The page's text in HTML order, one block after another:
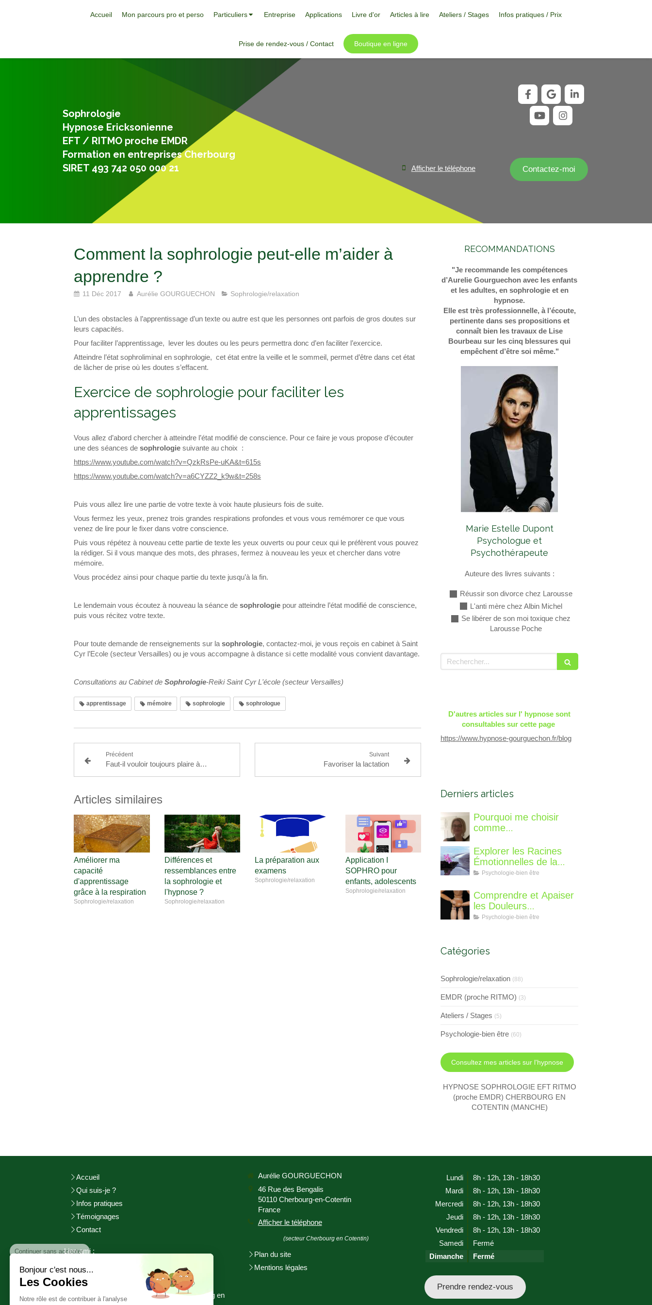
Accueil Mon parcours pro et perso Particuliers Entreprise Applications Livre d'or Articles à lire Ateliers / Stages Infos pratiques / Prix
Prise de rendez-vous / Contact Boutique en ligne
Sophrologie
Hypnose Ericksonienne
EFT / RITMO proche EMDR
Formation en entreprises Cherbourg
SIRET 493 742 050 000 21
Contactez-moi
Afficher le téléphone
Comment la sophrologie peut-elle m’aider à
apprendre ?
11 Déc 2017 Aurélie GOURGUECHON Sophrologie/relaxation
L’un des obstacles à l’apprentissage d’un texte ou autre est que les personnes ont parfois de gros doutes sur
leurs capacités.
Pour faciliter l’apprentissage, lever les doutes ou les peurs permettra donc d’en faciliter l’exercice.
Atteindre l’état sophroliminal en sophrologie, cet état entre la veille et le sommeil, permet d’être dans cet état
de lâcher de prise où les doutes s’effacent.
Exercice de sophrologie pour faciliter les
apprentissages
Vous allez d’abord chercher à atteindre l’état modifié de conscience. Pour ce faire je vous propose d’écouter
une des séances de sophrologie suivante au choix :
https://www.youtube.com/watch?v=QzkRsPe-uKA&t=615s
https://www.youtube.com/watch?v=a6CYZZ2_k9w&t=258s
Puis vous allez lire une partie de votre texte à voix haute plusieurs fois de suite.
Vous fermez les yeux, prenez trois grandes respirations profondes et vous vous remémorer ce que vous
venez de lire pour le fixer dans votre conscience.
Puis vous répétez à nouveau cette partie de texte les yeux ouverts ou pour ceux qui le préfèrent vous pouvez
la rédiger. Si il vous manque des mots, des phrases, fermez à nouveau les yeux et chercher dans votre
mémoire.
Vous procédez ainsi pour chaque partie du texte jusqu’à la fin.
Le lendemain vous écoutez à nouveau la séance de sophrologie pour atteindre l’état modifié de conscience,
puis vous récitez votre texte.
Pour toute demande de renseignements sur la sophrologie, contactez-moi, je vous reçois en cabinet à Saint
Cyr l’Ecole (secteur Versailles) ou je vous accompagne à distance si cette modalité vous convient davantage.
Consultations au Cabinet de Sophrologie-Reiki Saint Cyr L'école (secteur Versailles)
apprentissage mémoire sophrologie sophrologue
Précédent
Faut-il vouloir toujours plaire à autrui ?
Suivant
Favoriser la lactation
Articles similaires
Améliorer ma
capacité
d'apprentissage
grâce à la respiration
Sophrologie/relaxation
Différences et
ressemblances entre
la sophrologie et
l'hypnose ?
Sophrologie/relaxation
La préparation aux
examens
Sophrologie/relaxation
Application I
SOPHRO pour
enfants, adolescents
Sophrologie/relaxation
RECOMMANDATIONS
"Je recommande les compétences
d’Aurelie Gourguechon avec les enfants
et les adultes, en sophrologie et en
hypnose.
Elle est très professionnelle, à l’écoute,
pertinente dans ses propositions et
connaît bien les travaux de Lise
Bourbeau sur les cinq blessures qui
empêchent d’être soi même."
Marie Estelle Dupont
Psychologue et
Psychothérapeute
Auteure des livres suivants :
Réussir son divorce chez Larousse
L'anti mère chez Albin Michel
Se libérer de son moi toxique chez
Larousse Poche
Rechercher
D'autres articles sur l' hypnose sont
consultables sur cette page
https://www.hypnose-gourguechon.fr/blog
Derniers articles
Pourquoi me choisir
comme
suis-je, qu'est ce que je
vous propose de
différent?
Explorer les Racines
Émotionnelles de la
Perte de Poids : Un
Psychologie-bien être
Comprendre et Apaiser
les Douleurs
Neuroplastiques : Une
l'EFT
Psychologie-bien être
Catégories
Sophrologie/relaxation (88)
EMDR (proche RITMO) (3)
Ateliers / Stages (5)
Psychologie-bien être (60)
Consultez mes articles sur l'hypnose
HYPNOSE SOPHROLOGIE EFT RITMO
(proche EMDR) CHERBOURG EN
COTENTIN (MANCHE)
Accueil
Qui suis-je ?
Infos pratiques
Témoignages
Contact
Lien ami :
http://www.sophrologie-pratiques.fr
©2017 Aurélie GOURGUECHON - Cherbourg en
Aurélie GOURGUECHON
46 Rue des Bengalis
50110 Cherbourg-en-Cotentin
France
Afficher le téléphone
(secteur Cherbourg en Cotentin)
Plan du site
Mentions légales
Lundi 8h - 12h, 13h - 18h30
Mardi
8h - 12h, 13h - 18h30
Mercredi
8h - 12h, 13h - 18h30
Jeudi
8h - 12h, 13h - 18h30
Vendredi
8h - 12h, 13h - 18h30
Samedi
Fermé
Dimanche
Fermé
Prendre rendez-vous
Continuer sans accepter
Bonjour c'est nous...
Les Cookies
Notre rôle est de contribuer à l'analyse